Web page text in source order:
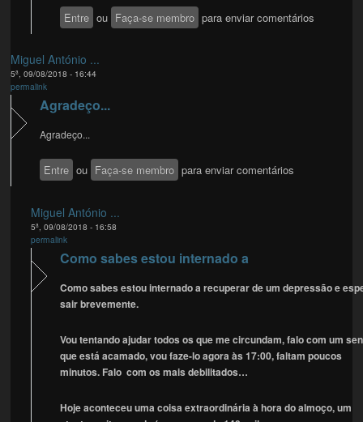
Entre ou Faça-se membro para enviar comentários
Miguel António ...
5ª, 09/08/2018 - 16:44
permalink
Agradeço...
Agradeço...
Entre ou Faça-se membro para enviar comentários
Miguel António ...
5ª, 09/08/2018 - 16:58
permalink
Como sabes estou internado a
Como sabes estou internado a recuperar de um depressão e
sair brevemente.
Vou tentando ajudar todos os que me circundam, falo com um
que está acamado, vou faze-lo agora às 17:00, faltam poucos
minutos. Falo com os mais debilitados…
Hoje aconteceu uma coisa extraordinária à hora do almoço, um